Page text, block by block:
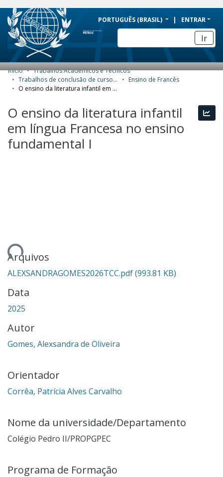
BRAZIL
Simplifique!
Comunica BR
Participe
Acesso à informação
Canais
PORTUGUÊS (BRASIL) ENTRAR
Ir
COMUNIDADES E COLEÇÕES
ESTATÍSTICAS
SOBRE
Início
Trabalhos Acadêmicos e Técnicos
Trabalhos de conclusão de curso de Especialização
Ensino de Francês
O ensino da literatura infantil em língua Francesa no ensino fundamental I
O ensino da literatura infantil
em língua Francesa no ensino
fundamental I
Arquivos
ALEXSANDRAGOMES2026TCC.pdf(993.81 KB)
Data
2025
Autor
Gomes, Alexsandra de Oliveira
Orientador
Corrêa, Patrícia Alves Carvalho
Nome da universidade/Departamento
Colégio Pedro II/PROPGPEC
Programa de Formação